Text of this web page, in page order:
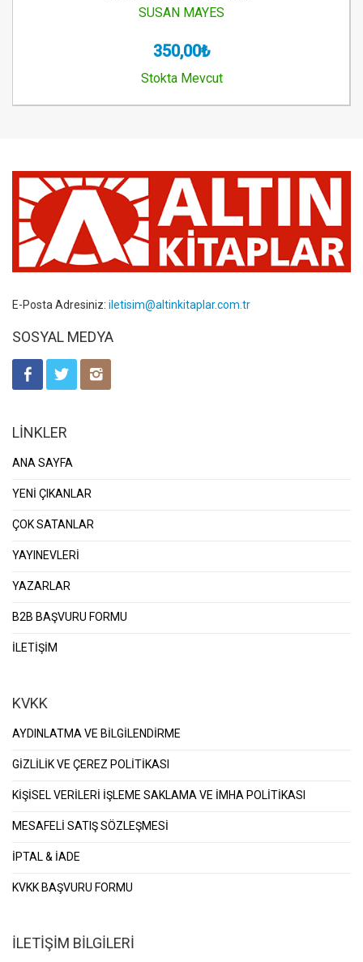
SUSAN MAYES
350,00₺
Stokta Mevcut
E-Posta Adresiniz: iletisim@altinkitaplar.com.tr
SOSYAL MEDYA
LİNKLER
ANA SAYFA
YENİ ÇIKANLAR
ÇOK SATANLAR
YAYINEVLERİ
YAZARLAR
B2B BAŞVURU FORMU
İLETİŞİM
KVKK
AYDINLATMA VE BİLGİLENDİRME
GİZLİLİK VE ÇEREZ POLİTİKASI
KİŞİSEL VERİLERİ İŞLEME SAKLAMA VE İMHA POLİTİKASI
MESAFELİ SATIŞ SÖZLEŞMESİ
İPTAL & İADE
KVKK BAŞVURU FORMU
İLETİŞİM BİLGİLERİ